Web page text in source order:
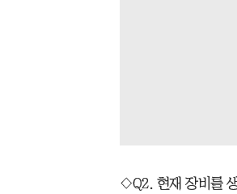
◇Q2. 현재 장비를